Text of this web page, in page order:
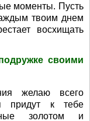
моменты. Пусть
твоим днем
восхищать
своими
желаю всего
придут к тебе
золотом и